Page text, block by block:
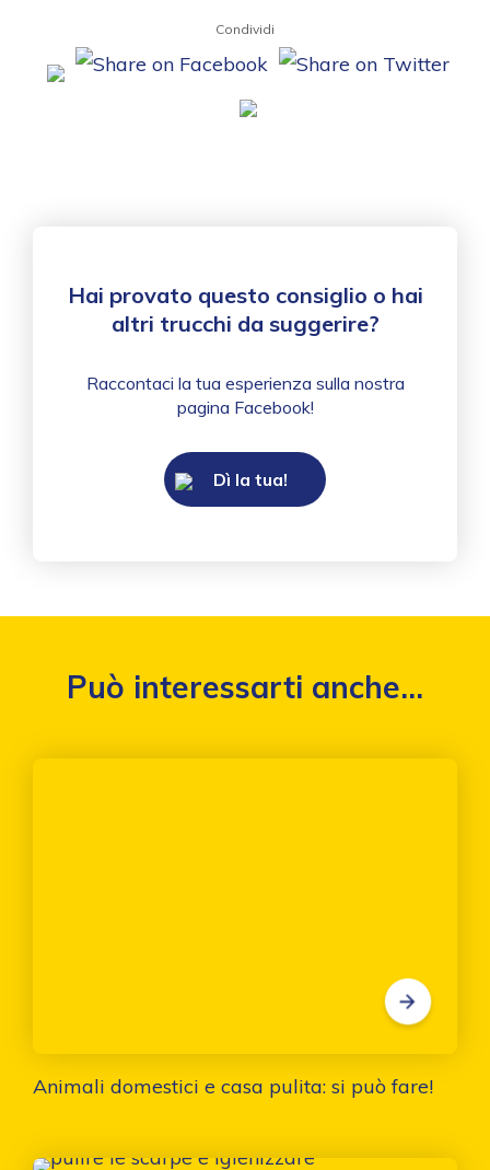
Condividi
Hai provato questo consiglio o hai
altri trucchi da suggerire?
Raccontaci la tua esperienza sulla nostra
pagina Facebook!
Dì la tua!
Può interessarti anche...
Animali domestici e casa pulita: si può fare!